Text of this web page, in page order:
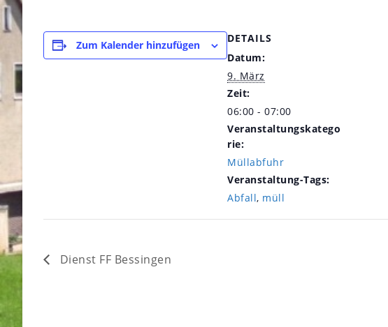
Zum Kalender hinzufügen
DETAILS
Datum:
9. März
Zeit:
06:00 - 07:00
Veranstaltungskatego
rie:
Müllabfuhr
Veranstaltung-Tags:
Abfall, müll
Dienst FF Bessingen